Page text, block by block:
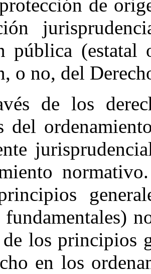
de
pública
o no, del
de los
del
fundamentales)
los principios
en los